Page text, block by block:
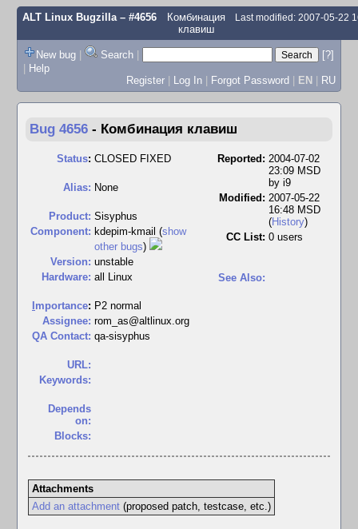
ALT Linux Bugzilla– #4656
Комбинация
клавиш
Last modified: 2007-05-22
New bug | Search |
[?]
| Help
Register | Log In | Forgot Password | EN | RU
Bug 4656 - Комбинация клавиш
Status: CLOSED FIXED
Alias: None
Product: Sisyphus
Component: kdepim-kmail (show
other bugs)
Version: unstable
Hardware: all Linux
mportance: P2 normal
Assignee: rom_as@altlinux.org
QA Contact: qa-sisyphus
URL:
Keywords:
Depends
on:
Blocks:
Reported: 2004-07-02
23:09 MSD
by i9
Modified: 2007-05-22
16:48 MSD
(History)
CC List: 0 users
See Also:
Attachments
Add an attachment(proposed patch, testcase, etc.)